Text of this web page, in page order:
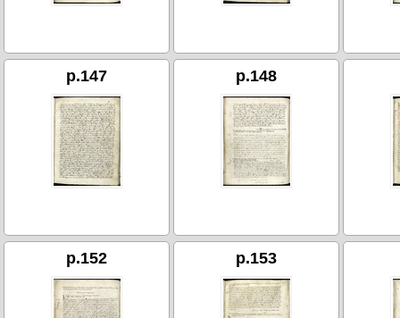
p.147 p.148
p.152 p.153